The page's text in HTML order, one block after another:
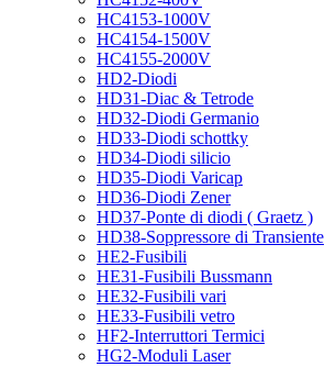
HC4153-1000V
HC4154-1500V
HC4155-2000V
HD2-Diodi
HD31-Diac & Tetrode
HD32-Diodi Germanio
HD33-Diodi schottky
HD34-Diodi silicio
HD35-Diodi Varicap
HD36-Diodi Zener
HD37-Ponte di diodi ( Graetz )
HD38-Soppressore di Transiente
HE2-Fusibili
HE31-Fusibili Bussmann
HE32-Fusibili vari
HE33-Fusibili vetro
HF2-Interruttori Termici
HG2-Moduli Laser